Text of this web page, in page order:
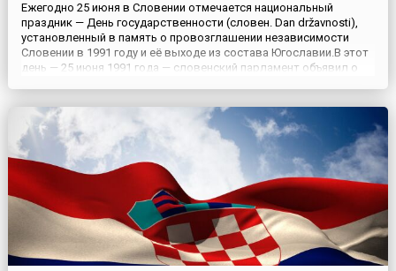
Ежегодно 25 июня в Словении отмечается национальный
праздник — День государственности (словен. Dan državnosti),
установленный в память о провозглашении независимости
Словении в 1991 году и её выходе из состава Югославии.В этот
день — 25 июня 1991 года — словенский парламент объявил о